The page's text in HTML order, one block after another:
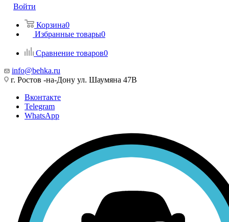
Войти
Корзина0
Избранные товары0
Сравнение товаров0
info@behka.ru
г. Ростов -на-Дону ул. Шаумяна 47В
Вконтакте
Telegram
WhatsApp